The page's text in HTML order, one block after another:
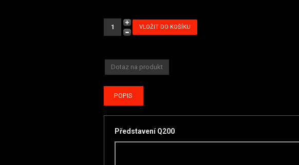
Dotaz na produkt
POPIS
Představení Q200